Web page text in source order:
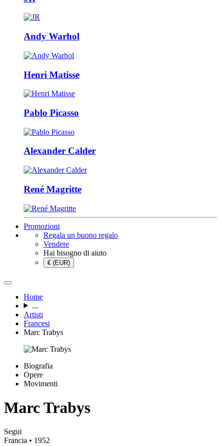
Andy Warhol
Henri Matisse
Pablo Picasso
Alexander Calder
René Magritte
Promozioni
Regala un buono regalo
Vendere
Hai bisogno di aiuto
€ (EUR)
Home
...
Artisti
Francesi
Marc Trabys
Biografia
Opere
Movimenti
Marc Trabys
Segui
Francia • 1952